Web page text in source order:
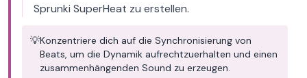
Sprunki SuperHeat zu erstellen.
💡Konzentriere dich auf die Synchronisierung von
Beats, um die Dynamik aufrechtzuerhalten und einen
zusammenhängenden Sound zu erzeugen.